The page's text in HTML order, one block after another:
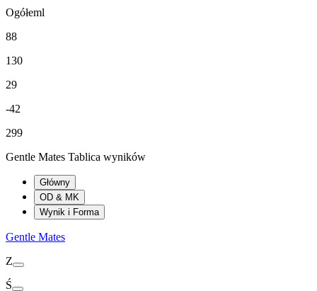
Ogółeml
88
130
29
-42
299
Gentle Mates Tablica wyników
Główny
OD & MK
Wynik i Forma
Gentle Mates
Z
Ś